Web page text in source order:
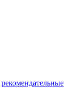
рекомендательные